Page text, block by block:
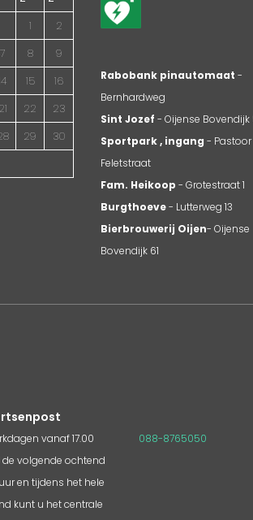
1
2
7 8
9
15
16
21 22
23
29
30
Rabobank pinautomaat -
Bernhardweg
Sint Jozef - Oijense Bovendijk
Sportpark , ingang - Pastoor
Feletstraat
Fam. Heikoop - Grotestraat 1
Burgthoeve- Lutterweg 13
Bierbrouwerij Oijen- Oijense
Bovendijk 61
vanaf 17.00
de volgende ochtend
en tijdens het hele
kunt u het centrale
088-8765050